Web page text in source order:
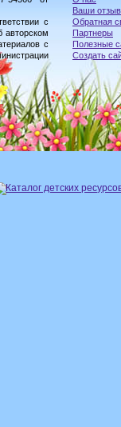
с
авторском
с
Ваши
Обратная
Партнеры
Полезные
Создать